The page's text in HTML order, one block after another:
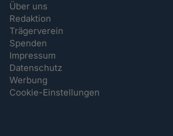
Über uns
Redaktion
Trägerverein
Spenden
Impressum
Datenschutz
Werbung
Cookie-Einstellungen